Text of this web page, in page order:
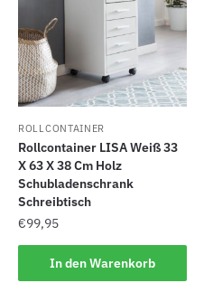
ROLLCONTAINER
Rollcontainer LISA Weiß 33
X 63 X 38 Cm Holz
Schubladenschrank
Schreibtisch
€99,95
In den Warenkorb